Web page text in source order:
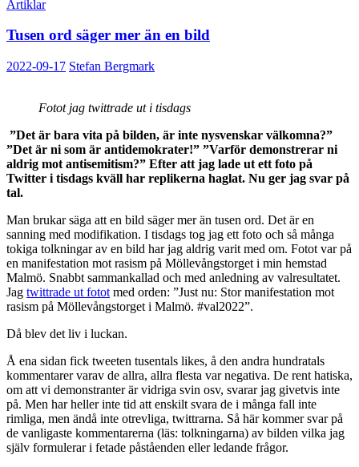
Artiklar
Tusen ord säger mer än en bild
2022-09-17 Stefan Bergmark
Fotot jag twittrade ut i tisdags
”Det är bara vita på bilden, är inte nysvenskar välkomna?”
”Det är ni som är antidemokrater!” ”Varför demonstrerar ni
aldrig mot antisemitism?” Efter att jag lade ut ett foto på
Twitter i tisdags kväll har replikerna haglat. Nu ger jag svar på
tal.
Man brukar säga att en bild säger mer än tusen ord. Det är en
sanning med modifikation. I tisdags tog jag ett foto och så många
tokiga tolkningar av en bild har jag aldrig varit med om. Fotot var på
en manifestation mot rasism på Möllevångstorget i min hemstad
Malmö. Snabbt sammankallad och med anledning av valresultatet.
Jag twittrade ut fotot med orden: ”Just nu: Stor manifestation mot
rasism på Möllevångstorget i Malmö. #val2022”.
Då blev det liv i luckan.
Å ena sidan fick tweeten tusentals likes, å den andra hundratals
kommentarer varav de allra, allra flesta var negativa. De rent hatiska,
om att vi demonstranter är vidriga svin osv, svarar jag givetvis inte
på. Men har heller inte tid att enskilt svara de i många fall inte
rimliga, men ändå inte otrevliga, twittrarna. Så här kommer svar på
de vanligaste kommentarerna (läs: tolkningarna) av bilden vilka jag
själv formulerar i fetade påståenden eller ledande frågor.